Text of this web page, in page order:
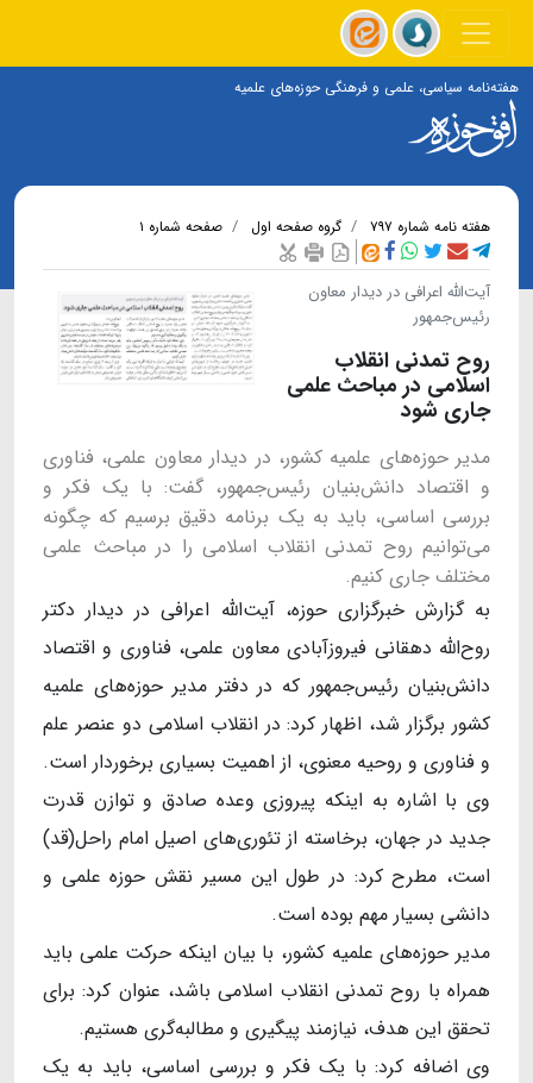
هفته‌نامه سیاسی، علمی و فرهنگی حوزه‌های علمیه
هفته نامه شماره ۷۹۷ گروه صفحه اول صفحه شماره ۱
آیت‌الله اعرافی در دیدار معاون
رئیس‌جمهور
روح تمدنی انقلاب
اسلامی در مباحث علمی
جاری شود
مدیر حوزه‌های علمیه کشور، در دیدار معاون علمی، فناوری
و اقتصاد دانش‌بنیان رئیس‌جمهور، گفت: با یک فکر و
بررسی اساسی، باید به یک برنامه دقیق برسیم که چگونه
می‌توانیم روح تمدنی انقلاب اسلامی را در مباحث علمی
مختلف جاری کنیم.
به گزارش خبرگزاری حوزه، آیت‌الله اعرافی در دیدار دکتر
روح‌الله دهقانی فیروزآبادی معاون علمی، فناوری و اقتصاد
دانش‌بنیان رئیس‌جمهور که در دفتر مدیر حوزه‌های علمیه
کشور برگزار شد، اظهار کرد: در انقلاب اسلامی دو عنصر علم
و فناوری و روحیه معنوی، از اهمیت بسیاری برخوردار است.
وی با اشاره به اینکه پیروزی وعده صادق و توازن قدرت
جدید در جهان، برخاسته از تئوری‌های اصیل امام راحل(قد)
است، مطرح کرد: در طول این مسیر نقش حوزه علمی و
دانشی بسیار مهم بوده است.
مدیر حوزه‌های علمیه کشور، با بیان اینکه حرکت علمی باید
همراه با روح تمدنی انقلاب اسلامی باشد، عنوان کرد: برای
تحقق این هدف، نیازمند پیگیری و مطالبه‌گری هستیم.
وی اضافه کرد: با یک فکر و بررسی اساسی، باید به یک